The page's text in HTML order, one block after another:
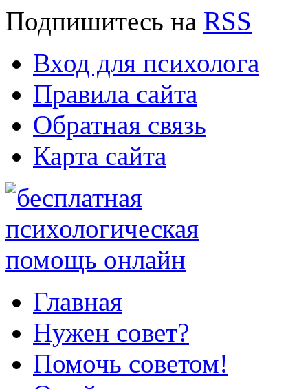
Подпишитесь на RSS
Вход для психолога
Правила сайта
Обратная связь
Карта сайта
Главная
Нужен совет?
Помочь советом!